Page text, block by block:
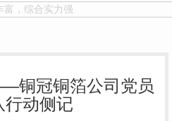
富，综合实力强
铜冠铜箔公司党员
行动侧记